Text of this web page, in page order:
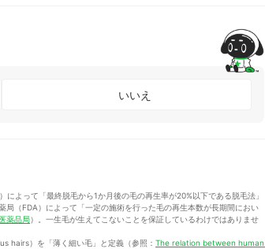
いいえ
よって「最終脱毛から1か月後の毛の再生率が20%以下である脱毛法」
局（FDA）によって「一定の施術を行った毛の再生本数が長期間におい
薬品局）。一生毛が生えてこないことを保証しているわけではありませ
hairs）を「薄く細い毛」と定義（参照： The relation between human